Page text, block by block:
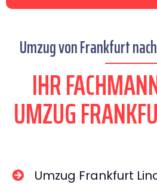
Umzug von Frankfurt
IHR
UMZUG
Umzug Frankfurt